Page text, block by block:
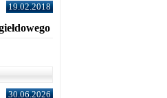
19.02.2018
30.06.2026